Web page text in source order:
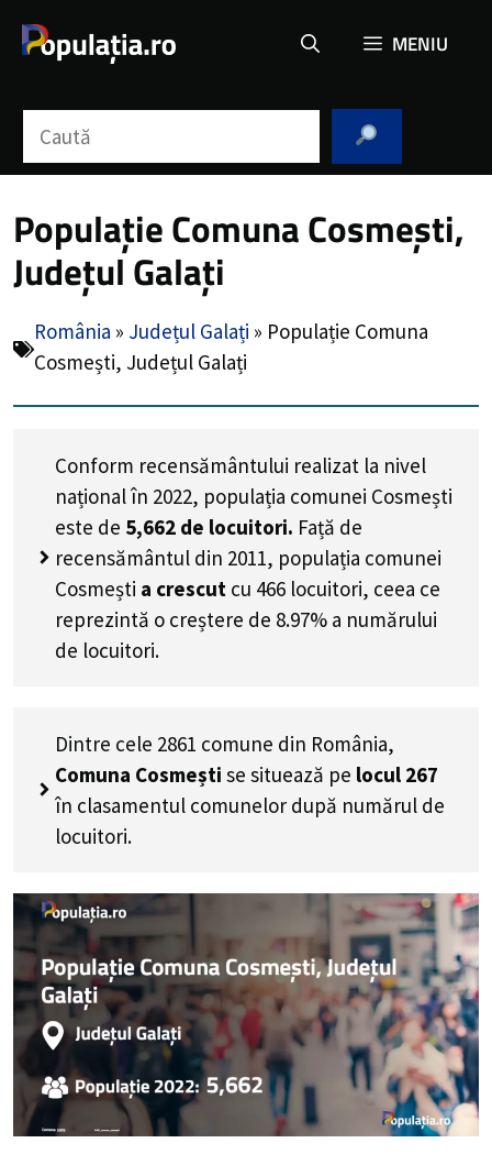
MENIU
Populație Comuna Cosmești,
Județul Galați
România » Județul Galați » Populație Comuna
Cosmești, Județul Galați
Conform recensământului realizat la nivel
național în 2022, populația comunei Cosmești
este de 5,662 de locuitori. Față de
recensământul din 2011, populația comunei
Cosmești a crescut cu 466 locuitori, ceea ce
reprezintă o creștere de 8.97% a numărului
de locuitori.
Dintre cele 2861 comune din România,
Comuna Cosmești se situează pe locul 267
în clasamentul comunelor după numărul de
locuitori.